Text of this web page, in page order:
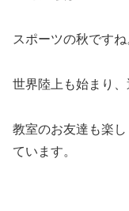
スポーツの秋ですね
世界陸上も始まり、
教室のお友達も楽
ています。